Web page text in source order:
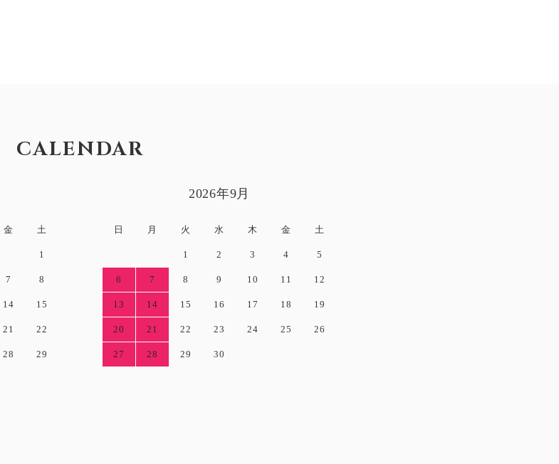
CALENDAR
金 土
1
7 8
14 15
21 22
28 29
2026年9月
日 月 火 水 木 金 土
1 2 3 4 5
6 7 8 9 10 11 12
13 14 15 16 17 18 19
20 21 22 23 24 25 26
27 28 29 30